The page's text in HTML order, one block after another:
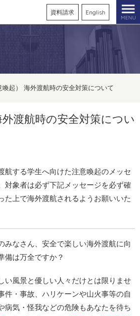
資料請求 English
MENU
喚起） 海外渡航時の安全対策について
外渡航時の安全対策につい
航する学生へ向けた注意喚起のメッセ
対象者は必ず下記メッセージを必ず確
た上で海外渡航されるようお願いいた
みなさん、安全で楽しい海外渡航に向
備は万全ですか？
い風景と優しい人々だけとは限りませ
件・事故、ハリケーンや山火事等の自
病気・怪我などの危険もあなたを待ち